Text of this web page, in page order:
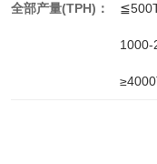
全部产量(TPH)：
1000-